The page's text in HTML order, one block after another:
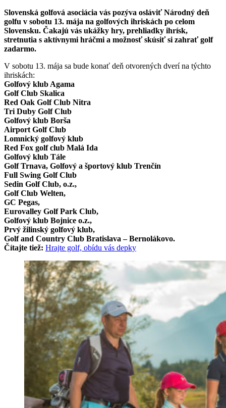
Slovenská golfová asociácia vás pozýva osláviť Národný deň
golfu v sobotu 13. mája na golfových ihriskách po celom
Slovensku. Čakajú vás ukážky hry, prehliadky ihrísk,
stretnutia s aktívnymi hráčmi a možnosť skúsiť si zahrať golf
zadarmo.
V sobotu 13. mája sa bude konať deň otvorených dverí na týchto
ihriskách:
Golfový klub Agama
Golf Club Skalica
Red Oak Golf Club Nitra
Tri Duby Golf Club
Golfový klub Borša
Airport Golf Club
Lomnický golfový klub
Red Fox golf club Malá Ida
Golfový klub Tále
Golf Trnava, Golfový a športový klub Trenčín
Full Swing Golf Club
Sedin Golf Club, o.z.,
Golf Club Welten,
GC Pegas,
Eurovalley Golf Park Club,
Golfový klub Bojnice o.z.,
Prvý žilinský golfový klub,
Golf and Country Club Bratislava – Bernolákovo.
Čítajte tiež: Hrajte golf, obídu vás depky